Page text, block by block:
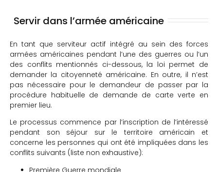
Servir dans l’armée américaine
En tant que serviteur actif intégré au sein des forces
armées américaines pendant l’une des guerres ou l’un
des conflits mentionnés ci-dessous, la loi permet de
demander la citoyenneté américaine. En outre, il n’est
pas nécessaire pour le demandeur de passer par la
procédure habituelle de demande de carte verte en
premier lieu.
Le processus commence par l’inscription de l’intéressé
pendant son séjour sur le territoire américain et
concerne les personnes qui ont été impliquées dans les
conflits suivants (liste non exhaustive):
Première Guerre mondiale